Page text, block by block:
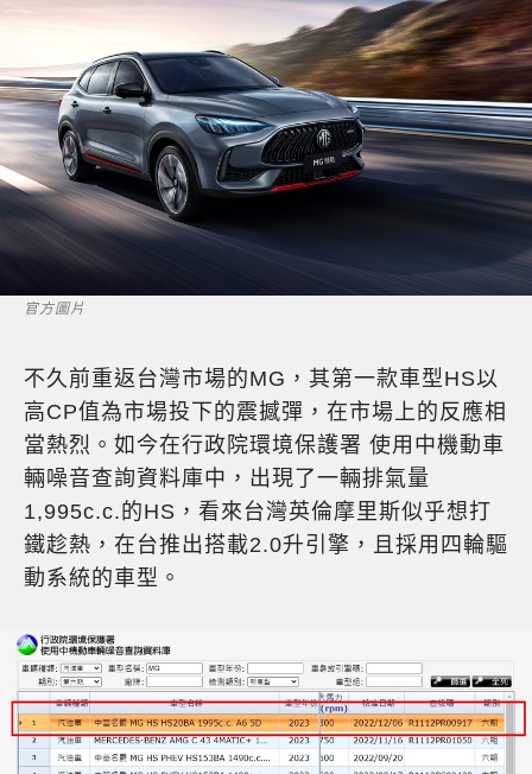
官方圖片
不久前重返台灣市場的MG，其第一款車型HS以
高CP值為市場投下的震撼彈，在市場上的反應相
當熱烈。如今在行政院環境保護署 使用中機動車
輛噪音查詢資料庫中，出現了一輛排氣量
1,995c.c.的HS，看來台灣英倫摩里斯似乎想打
鐵趁熱，在台推出搭載2.0升引擎，且採用四輪驅
動系統的車型。